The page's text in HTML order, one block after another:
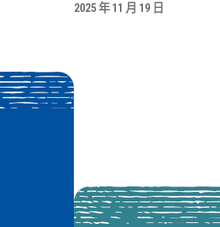
2025 年 11 月 19 日